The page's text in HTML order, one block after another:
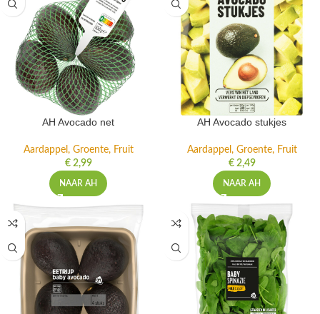
AH Avocado net
Aardappel, Groente, Fruit
€2,99
NAAR AH
AH Avocado stukjes
Aardappel, Groente, Fruit
€2,49
NAAR AH